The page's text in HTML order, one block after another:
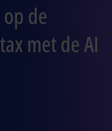
de
met de AI